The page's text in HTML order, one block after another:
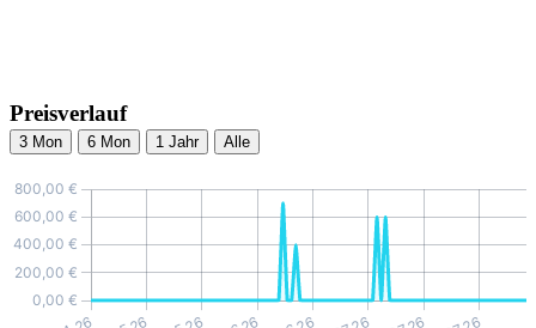
Preisverlauf
3 Mon 6 Mon 1 Jahr Alle